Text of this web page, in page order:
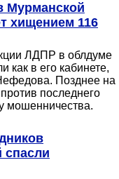
Мурманской
хищением 116
ЛДПР в облдуме
как в его кабинете,
Позднее на
последнего
мошенничества.
спасли